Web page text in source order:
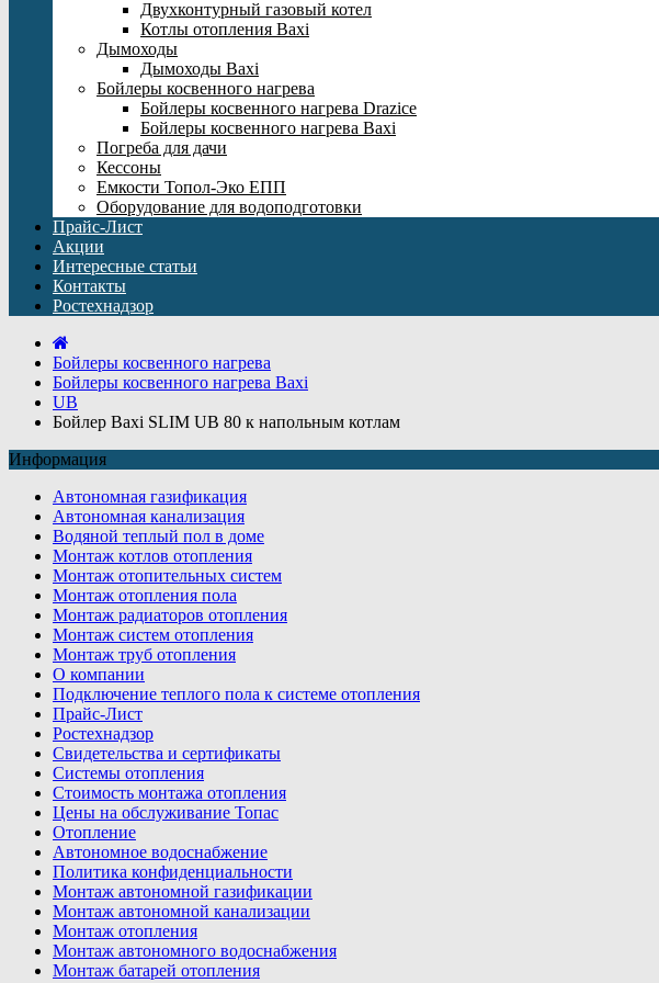
Двухконтурный газовый котел
Котлы отопления Baxi
Дымоходы
Дымоходы Baxi
Бойлеры косвенного нагрева
Бойлеры косвенного нагрева Drazice
Бойлеры косвенного нагрева Baxi
Погреба для дачи
Кессоны
Емкости Топол-Эко ЕПП
Оборудование для водоподготовки
Прайс-Лист
Акции
Интересные статьи
Контакты
Ростехнадзор
Бойлеры косвенного нагрева
Бойлеры косвенного нагрева Baxi
UB
Бойлер Baxi SLIM UB 80 к напольным котлам
Информация
Автономная газификация
Автономная канализация
Водяной теплый пол в доме
Монтаж котлов отопления
Монтаж отопительных систем
Монтаж отопления пола
Монтаж радиаторов отопления
Монтаж систем отопления
Монтаж труб отопления
О компании
Подключение теплого пола к системе отопления
Прайс-Лист
Ростехнадзор
Свидетельства и сертификаты
Системы отопления
Стоимость монтажа отопления
Цены на обслуживание Топас
Отопление
Автономное водоснабжение
Политика конфиденциальности
Монтаж автономной газификации
Монтаж автономной канализации
Монтаж отопления
Монтаж автономного водоснабжения
Монтаж батарей отопления